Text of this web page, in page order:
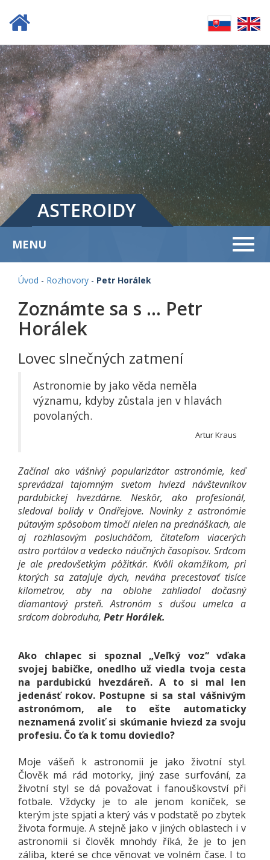
ASTEROIDY
MENU Menu
Úvod - Rozhovory - Petr Horálek
Zoznámte sa s ... Petr
Horálek
Lovec slnečných zatmení
Astronomie by jako věda neměla
významu, kdyby zůstala jen v hlavách
povolaných.
Artur Kraus
Začínal ako vášnivý popularizátor astronómie, keď
sprevádzal tajomným svetom hviezd návštevníkov
pardubickej hvezdárne. Neskôr, ako profesionál,
sledoval bolidy v Ondřejove. Novinky z astronómie
pútavým spôsobom tlmočí nielen na prednáškach, ale
aj rozhlasovým poslucháčom, čitateľom viacerých
astro portálov a vedecko náučných časopisov. Srdcom
je ale predovšetkým pôžitkár. Kvôli okamžikom, pri
ktorých sa zatajuje dych, neváha precestovať tisíce
kilometrov, aby na oblohe zahliadol dočasný
diamantový prsteň. Astronóm s dušou umelca a
srdcom dobroduha, Petr Horálek.
Ako chlapec si spoznal „Veľký voz“ vďaka
svojej babičke, onedlho už viedla tvoja cesta
na pardubickú hvezdáreň. A to si mal len
jedenásť rokov. Postupne si sa stal vášnivým
astronómom, ale to ešte automaticky
neznamená zvoliť si skúmanie hviezd za svoju
profesiu. Čo ťa k tomu doviedlo?
Moje vášeň k astronomii je jako životní styl.
Člověk má rád motorky, jiný zase surfování, za
životní styl se dá považovat i fanouškovství při
fotbale. Vždycky je to ale jenom koníček, se
kterým jste spjati a který vás v podstatě po zbytek
života formuje. A stejně jako v jiných oblastech i v
astronomii si člověk mnohdy říká, že je to jen
záliba, které se chce věnovat ve volném čase. I to